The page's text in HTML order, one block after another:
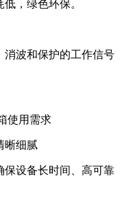
，绿色环保。
消波和保护的工作信号
使用需求
晰细腻
保设备长时间、高可靠